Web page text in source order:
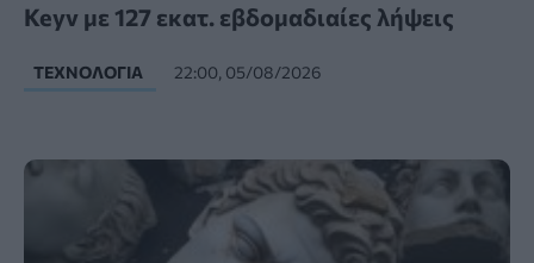
Keyv με 127 εκατ. εβδομαδιαίες λήψεις
ΤΕΧΝΟΛΟΓΊΑ 22:00, 05/08/2026